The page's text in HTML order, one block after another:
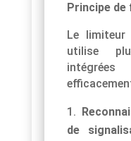
Principe
Le limiteur
utilise
de